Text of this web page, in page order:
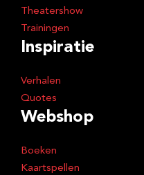
Theatershow
Trainingen
Inspiratie
Verhalen
Quotes
Webshop
Boeken
Kaartspellen